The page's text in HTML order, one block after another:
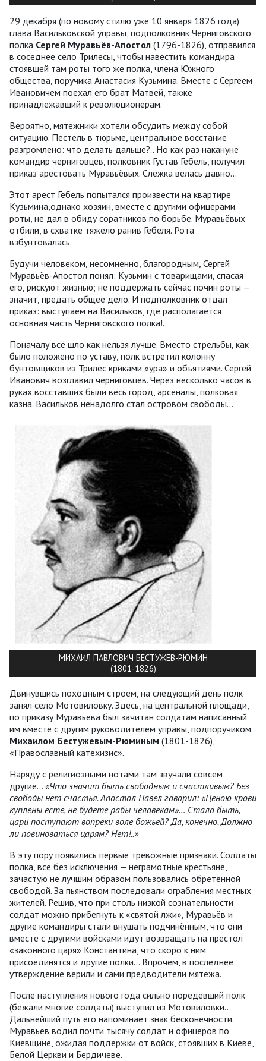
29 декабря (по новому стилю уже 10 января 1826 года)
глава Васильковской управы, подполковник Черниговского
полка Сергей Муравьёв-Апостол (1796-1826), отправился
в соседнее село Трилесы, чтобы навестить командира
стоявшей там роты того же полка, члена Южного
общества, поручика Анастасия Кузьмина. Вместе с Сергеем
Ивановичем поехал его брат Матвей, также
принадлежавший к революционерам.
Вероятно, мятежники хотели обсудить между собой
ситуацию. Пестель в тюрьме, центральное восстание
разгромлено: что делать дальше?.. Но как раз накануне
командир черниговцев, полковник Густав Гебель, получил
приказ арестовать Муравьёвых. Слежка велась давно…
Этот арест Гебель попытался произвести на квартире
Кузьмина,однако хозяин, вместе с другими офицерами
роты, не дал в обиду соратников по борьбе. Муравьёвых
отбили, в схватке тяжело ранив Гебеля. Рота
взбунтовалась.
Будучи человеком, несомненно, благородным, Сергей
Муравьёв-Апостол понял: Кузьмин с товарищами, спасая
его, рискуют жизнью; не поддержать сейчас почин роты —
значит, предать общее дело. И подполковник отдал
приказ: выступаем на Васильков, где располагается
основная часть Черниговского полка!..
Поначалу всё шло как нельзя лучше. Вместо стрельбы, как
было положено по уставу, полк встретил колонну
бунтовщиков из Трилес криками «ура» и объятиями. Сергей
Иванович возглавил черниговцев. Через несколько часов в
руках восставших были весь город, арсеналы, полковая
казна. Васильков ненадолго стал островом свободы…
МИХАИЛ ПАВЛОВИЧ БЕСТУЖЕВ-РЮМИН
(1801-1826)
Двинувшись походным строем, на следующий день полк
занял село Мотовиловку. Здесь, на центральной площади,
по приказу Муравьёва был зачитан солдатам написанный
им вместе с другим руководителем управы, подпоручиком
Михаилом Бестужевым-Рюминым (1801-1826),
«Православный катехизис».
Наряду с религиозными нотами там звучали совсем
другие… «Что значит быть свободным и счастливым? Без
свободы нет счастья. Апостол Павел говорил: «Ценою крови
куплены есте, не будете рабы человекам»… Стало быть,
цари поступают вопреки воле божьей? Да, конечно. Должно
ли повиноваться царям? Нет!..»
В эту пору появились первые тревожные признаки. Солдаты
полка, все без исключения — неграмотные крестьяне,
зачастую не лучшим образом пользовались обретённой
свободой. За пьянством последовали ограбления местных
жителей. Решив, что при столь низкой сознательности
солдат можно прибегнуть к «святой лжи», Муравьёв и
другие командиры стали внушать подчинённым, что они
вместе с другими войсками идут возвращать на престол
«законного царя» Константина, что скоро к ним
присоединятся и другие полки… Впрочем, в последнее
утверждение верили и сами предводители мятежа.
После наступления нового года сильно поредевший полк
(бежали многие солдаты) выступил из Мотовиловки…
Дальнейший путь его напоминает знак бесконечности.
Муравьёв водил почти тысячу солдат и офицеров по
Киевщине, ожидая поддержки от войск, стоявших в Киеве,
Белой Церкви и Бердичеве.